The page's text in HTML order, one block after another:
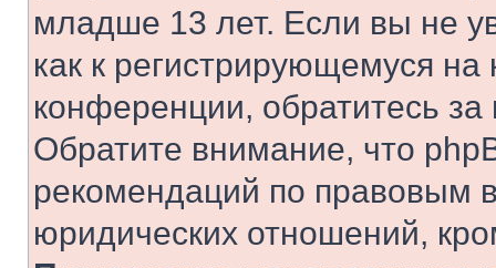
младше 13 лет. Если вы не
как к регистрирующемуся
конференции, обратитесь
Обратите внимание, что
рекомендаций по правовым
юридических отношений,